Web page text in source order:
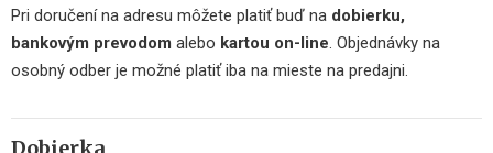
Pri doručení na adresu môžete platiť buď na dobierku,
bankovým prevodom alebo kartou on-line. Objednávky na
osobný odber je možné platiť iba na mieste na predajni.